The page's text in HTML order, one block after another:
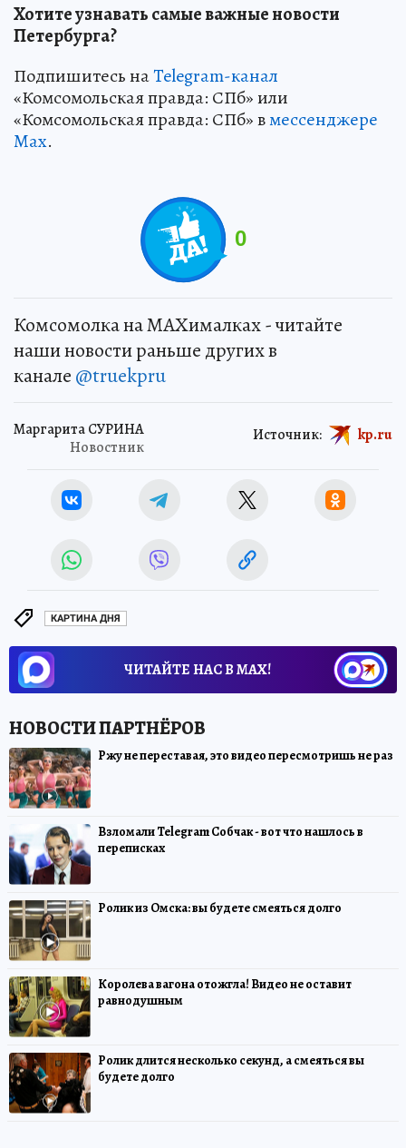
Хотите узнавать самые важные новости
Петербурга?
Подпишитесь наTelegram-канал
«Комсомольская правда: СПб» или
«Комсомольская правда: СПб» вмессенджере
Max.
0
Комсомолка на MAXималках - читайте
наши новости раньше других в
канале @truekpru
Маргарита СУРИНА
Новостник
Источник: kp.ru
КАРТИНА ДНЯ
ЧИТАЙТЕ НАС В МАХ!
Ржу не переставая, это видео пересмотришь не раз
Взломали Telegram Собчак - вот что нашлось в
переписках
Ролик из Омска: вы будете смеяться долго
Королева вагона отожгла! Видео не оставит
равнодушным
Ролик длится несколько секунд, а смеяться вы
будете долго